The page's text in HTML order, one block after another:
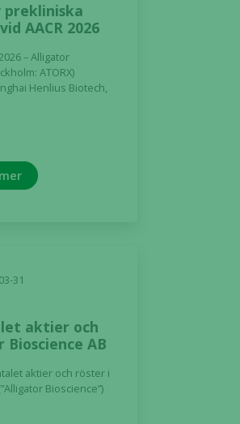
AACR 2026
– Alligator
ATORX)
Henlius Biotech,
31
aktier och
AB
aktier och röster i
Bioscience”)